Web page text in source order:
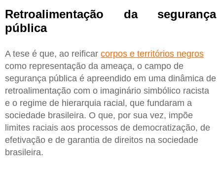
Retroalimentação da segurança
pública
A tese é que, ao reificar corpos e territórios negros
como representação da ameaça, o campo de
segurança pública é apreendido em uma dinâmica de
retroalimentação com o imaginário simbólico racista
e o regime de hierarquia racial, que fundaram a
sociedade brasileira. O que, por sua vez, impõe
limites raciais aos processos de democratização, de
efetivação e de garantia de direitos na sociedade
brasileira.